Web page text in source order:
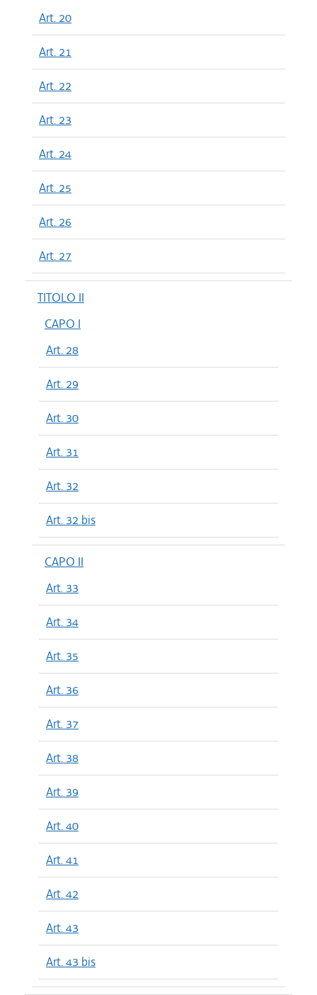
Art. 20
Art. 21
Art. 22
Art. 23
Art. 24
Art. 25
Art. 26
Art. 27
TITOLO II
CAPO I
Art. 28
Art. 29
Art. 30
Art. 31
Art. 32
Art. 32 bis
CAPO II
Art. 33
Art. 34
Art. 35
Art. 36
Art. 37
Art. 38
Art. 39
Art. 40
Art. 41
Art. 42
Art. 43
Art. 43 bis